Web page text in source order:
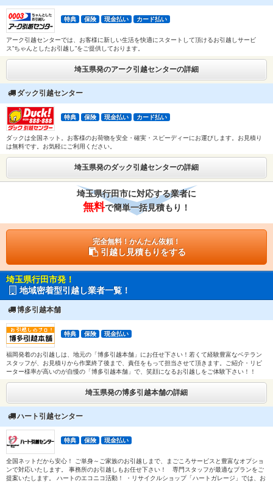
特典 保険 現金払い カード払い
アーク引越センターでは、お客様に新しい生活を快適にスタートして頂けるお引越しサービ
ス”ちゃんとしたお引越し”をご提供しております。
埼玉県発のアーク引越センターの詳細
ダック引越センター
特典 保険 現金払い カード払い
ダックは全国ネット。お客様のお荷物を安全・確実・スピーディーにお運びします。お見積り
は無料です。お気軽にご利用ください。
埼玉県発のダック引越センターの詳細
埼玉県行田市に対応する業者に
無料で簡単一括見積もり！
完全無料！かんたん依頼！
引越し見積もりをする
埼玉県行田市発！
地域密着型引越し業者一覧！
博多引越本舗
特典 保険 現金払い
福岡発着のお引越しは、地元の「博多引越本舗」にお任せ下さい！若くて経験豊富なベテラン
スタッフが、お見積りから作業終了後まで、責任をもって担当させて頂きます。ご紹介・リピ
ーター様率が高いのが自慢の「博多引越本舗」で、笑顔になるお引越しをご体験下さい！！
埼玉県発の博多引越本舗の詳細
ハート引越センター
特典 保険 現金払い
全国ネットだから安心！ ご単身～ご家族のお引越しまで、まごころサービスと豊富なオプショ
ンで対応いたします。 事務所のお引越しもお任せ下さい！ 専門スタッフが最適なプランをご
提案いたします。 ハートのエコニコ活動！ ・リサイクルショップ「ハートガレージ」では、お